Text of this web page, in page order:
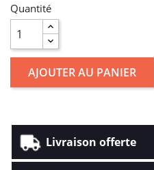
Quantité
AJOUTER AU PANIER
Livraison offerte